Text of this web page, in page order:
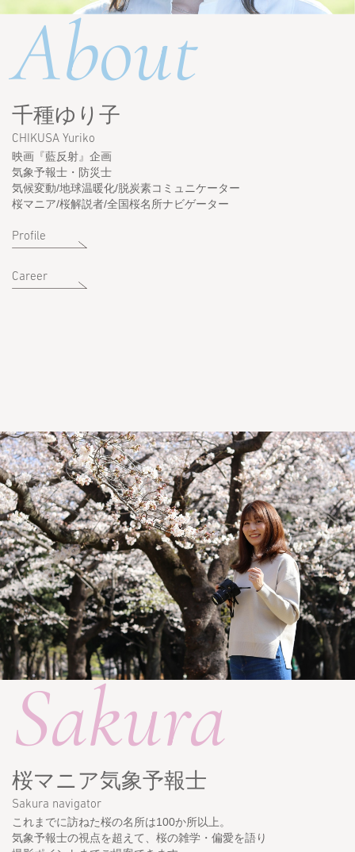
About
千種ゆり子
CHIKUSA Yuriko
映画『藍反射』企画
気象予報士・防災士
気候変動/地球温暖化/脱炭素コミュニケーター
桜マニア/桜解説者/全国桜名所ナビゲーター
Profile
Career
Sakura
桜マニア気象予報士
Sakura navigator
これまでに訪ねた桜の名所は100か所以上。
気象予報士の視点を超えて、桜の雑学・偏愛を語り